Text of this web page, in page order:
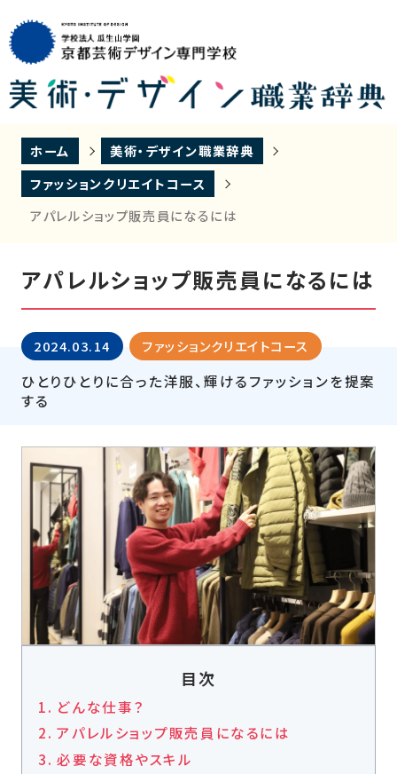
ホーム
美術・デザイン職業辞典
ファッションクリエイトコース
アパレルショップ販売員になるには
アパレルショップ販売員になるには
2024.03.14 ファッションクリエイトコース
ひとりひとりに合った洋服、輝けるファッションを提案
する
目次
どんな仕事？
アパレルショップ販売員になるには
必要な資格やスキル